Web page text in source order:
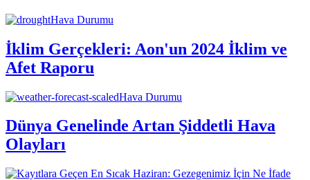
Hava Durumu
İklim Gerçekleri: Aon'un 2024 İklim ve
Afet Raporu
Hava Durumu
Dünya Genelinde Artan Şiddetli Hava
Olayları